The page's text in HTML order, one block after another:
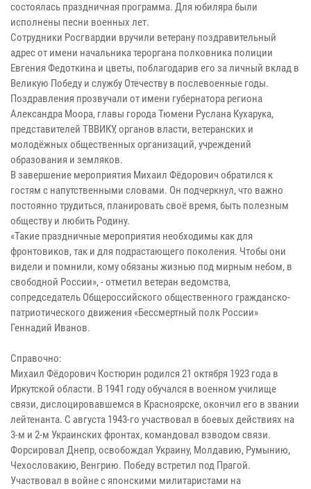
состоялась праздничная программа. Для юбиляра были
исполнены песни военных лет.
Сотрудники Росгвардии вручили ветерану поздравительный
адрес от имени начальника тероргана полковника полиции
Евгения Федоткина и цветы, поблагодарив его за личный вклад в
Великую Победу и службу Отечеству в послевоенные годы.
Поздравления прозвучали от имени губернатора региона
Александра Моора, главы города Тюмени Руслана Кухарука,
представителей ТВВИКУ, органов власти, ветеранских и
молодёжных общественных организаций, учреждений
образования и земляков.
В завершение мероприятия Михаил Фёдорович обратился к
гостям с напутственными словами. Он подчеркнул, что важно
постоянно трудиться, планировать своё время, быть полезным
обществу и любить Родину.
«Такие праздничные мероприятия необходимы как для
фронтовиков, так и для подрастающего поколения. Чтобы они
видели и помнили, кому обязаны жизнью под мирным небом, в
свободной России», - отметил ветеран ведомства,
сопредседатель Общероссийского общественного гражданско-
патриотического движения «Бессмертный полк России»
Геннадий Иванов.
Справочно:
Михаил Фёдорович Костюрин родился 21 октября 1923 года в
Иркутской области. В 1941 году обучался в военном училище
связи, дислоцировавшемся в Красноярске, окончил его в звании
лейтенанта. С августа 1943-го участвовал в боевых действиях на
3-м и 2-м Украинских фронтах, командовал взводом связи.
Форсировал Днепр, освобождал Украину, Молдавию, Румынию,
Чехословакию, Венгрию. Победу встретил под Прагой.
Участвовал в войне с японскими милитаристами на